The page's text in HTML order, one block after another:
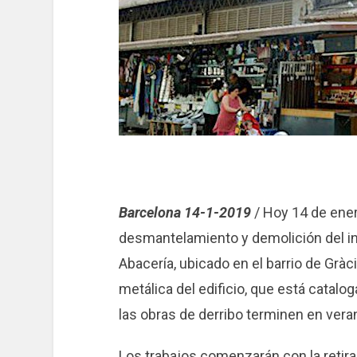
Barcelona 14-1-2019/ Hoy 14 de
desmantelamiento y demolición del
Abacería, ubicado en el barrio de
metálica del edificio, que está
las obras de derribo terminen en